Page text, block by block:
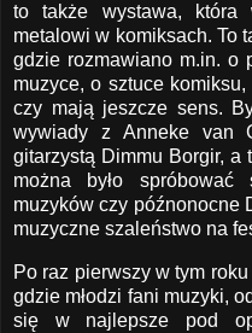
to także wystawa, która
metalowi w komiksach. To
gdzie rozmawiano m.in. o
muzyce, o sztuce
czy mają jeszcze sens.
wywiady z Anneke van
gitarzystą Dimmu Borgir, a
można było
muzyków czy późnonocne
muzyczne szaleństwo na
Po raz pierwszy w tym
gdzie młodzi fani muzyki,
się w najlepsze pod